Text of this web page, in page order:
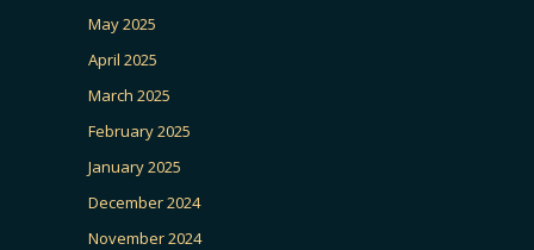
May 2025
April 2025
March 2025
February 2025
January 2025
December 2024
November 2024